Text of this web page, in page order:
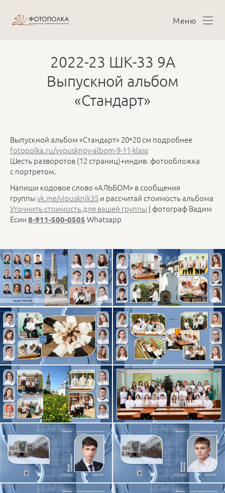
Меню
2022-23 ШК-33 9А
Выпускной альбом
«Стандарт»
Выпускной альбом «Стандарт» 20*20 см подробнее
fotopolka.ru/vypusknoy-albom-9-11-klass
Шесть разворотов (12 страниц)+индив. фотообложка
с портретом.
Напиши кодовое слово «АЛЬБОМ» в сообщения
группыvk.me/vipusknik35и рассчитай стоимость альбома
Уточнить стоимость для вашей группы | фотограф Вадим
Есин 8-911-500-0505 Whatsapp